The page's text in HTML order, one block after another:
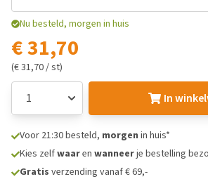
Nu besteld, morgen in huis
€ 31,70
(€ 31,70 / st)
In
Voor 21:30 besteld, morgen in huis*
Kies zelfwaaren wanneerje bestelling
Gratis verzending vanaf € 69,-